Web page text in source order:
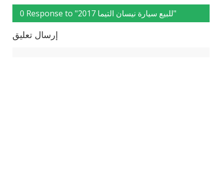
0 Response to "للبيع سيارة نيسان التيما 2017"
إرسال تعليق